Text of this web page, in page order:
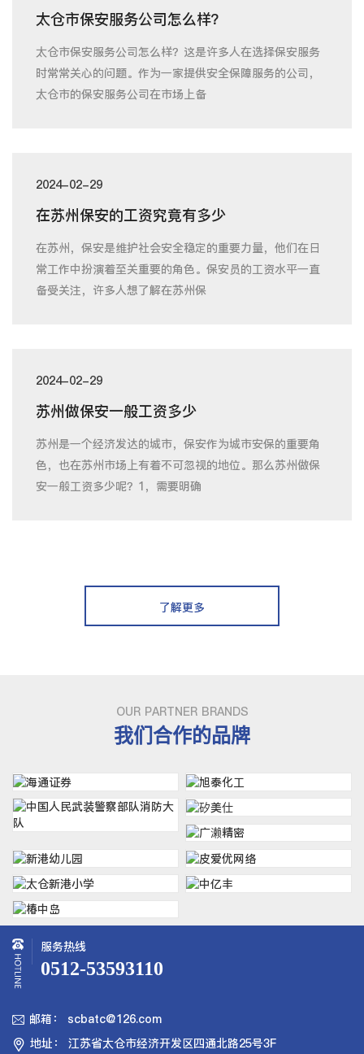
太仓市保安服务公司怎么样？
太仓市保安服务公司怎么样？这是许多人在选择保安服务
时常常关心的问题。作为一家提供安全保障服务的公司，
太仓市的保安服务公司在市场上备
2024-02-29
在苏州保安的工资究竟有多少
在苏州，保安是维护社会安全稳定的重要力量，他们在日
常工作中扮演着至关重要的角色。保安员的工资水平一直
备受关注，许多人想了解在苏州保
2024-02-29
苏州做保安一般工资多少
苏州是一个经济发达的城市，保安作为城市安保的重要角
色，也在苏州市场上有着不可忽视的地位。那么苏州做保
安一般工资多少呢？1，需要明确
了解更多
OUR PARTNER BRANDS
我们合作的品牌
服务热线
0512-53593110
 邮箱： scbatc@126.com
 地址： 江苏省太仓市经济开发区四通北路25号3F